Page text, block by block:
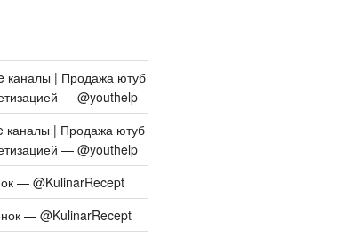
каналы | Продажа ютуб
— @youthelp
каналы | Продажа ютуб
— @youthelp
— @KulinarRecept
— @KulinarRecept